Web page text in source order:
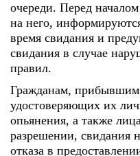
очереди. Перед
на него,
время свидания и
свидания в случае
правил.
Гражданам, прибывшим
удостоверяющих их
опьянения, а также
разрешении, свидания
отказа в